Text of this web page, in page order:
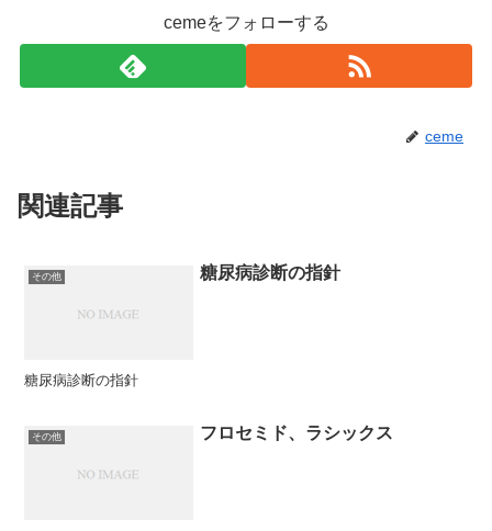
cemeをフォローする
ceme
関連記事
その他 糖尿病診断の指針
糖尿病診断の指針
その他 フロセミド、ラシックス